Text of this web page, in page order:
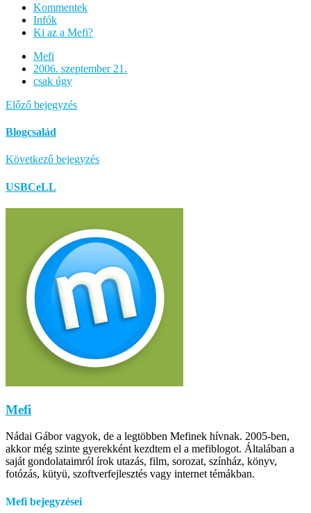
Kommentek
Infók
Ki az a Mefi?
Mefi
2006. szeptember 21.
csak úgy
Előző bejegyzés
Blogcsalád
Következő bejegyzés
USBCeLL
Mefi
Nádai Gábor vagyok, de a legtöbben Mefinek hívnak. 2005-ben,
akkor még szinte gyerekként kezdtem el a mefiblogot. Általában a
saját gondolataimról írok utazás, film, sorozat, színház, könyv,
fotózás, kütyü, szoftverfejlesztés vagy internet témákban.
Mefi bejegyzései